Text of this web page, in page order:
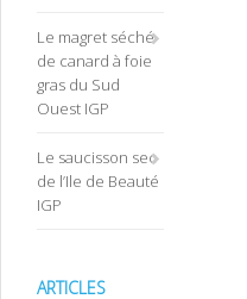
Le magret séché
de canard à foie
gras du Sud
Ouest IGP
Le saucisson sec
de l’Ile de Beauté
IGP
ARTICLES